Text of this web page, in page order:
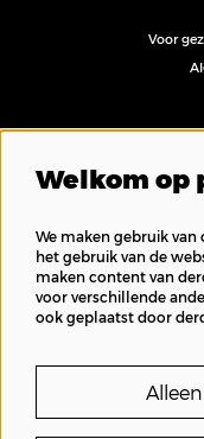
Voor
Welkom op
We maken gebruik
het gebruik van de
maken content van
voor verschillende
ook geplaatst door